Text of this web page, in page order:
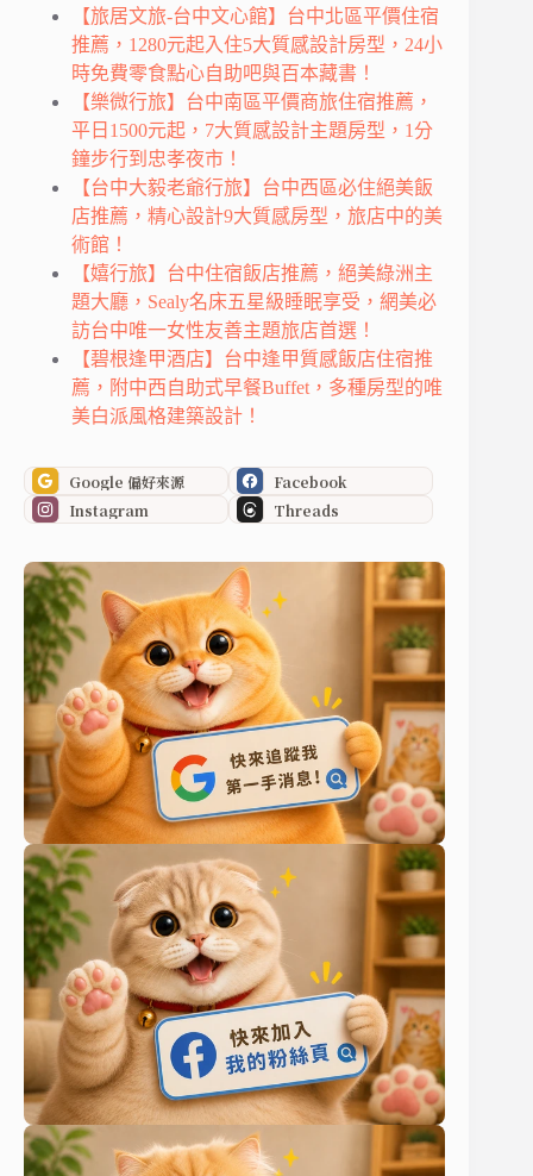
【旅居文旅-台中文心館】台中北區平價住宿
推薦，1280元起入住5大質感設計房型，24小
時免費零食點心自助吧與百本藏書！
【樂微行旅】台中南區平價商旅住宿推薦，
平日1500元起，7大質感設計主題房型，1分
鐘步行到忠孝夜市！
【台中大毅老爺行旅】台中西區必住絕美飯
店推薦，精心設計9大質感房型，旅店中的美
術館！
【嬉行旅】台中住宿飯店推薦，絕美綠洲主
題大廳，Sealy名床五星級睡眠享受，網美必
訪台中唯一女性友善主題旅店首選！
【碧根逢甲酒店】台中逢甲質感飯店住宿推
薦，附中西自助式早餐Buffet，多種房型的唯
美白派風格建築設計！
Google 偏好來源
Facebook
Instagram
Threads